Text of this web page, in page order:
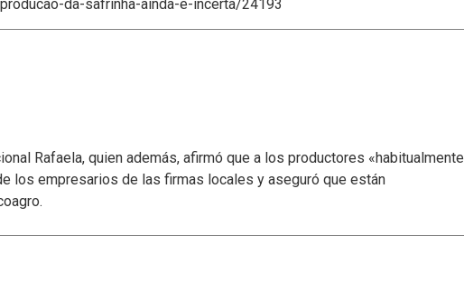
da-safrinha-ainda-e-incerta/24193
Rafaela, quien además, afirmó que a los productores «habitualmente
los empresarios de las firmas locales y aseguró que están